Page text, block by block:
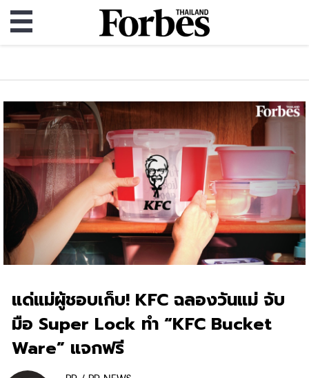
แด่แม่ผู้ชอบเก็บ! KFC ฉลองวันแม่ จับ
มือ Super Lock ทำ “KFC Bucket
Ware” แจกฟรี